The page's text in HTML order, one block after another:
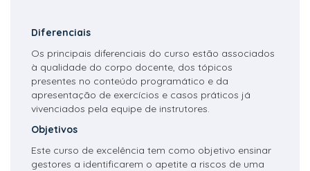
Diferenciais
Os principais diferenciais do curso estão associados
à qualidade do corpo docente, dos tópicos
presentes no conteúdo programático e da
apresentação de exercícios e casos práticos já
vivenciados pela equipe de instrutores.
Objetivos
Este curso de excelência tem como objetivo ensinar
gestores a identificarem o apetite a riscos de uma